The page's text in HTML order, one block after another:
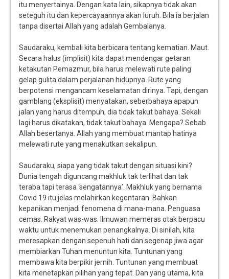
itu menyertainya. Dengan kata lain, sikapnya tidak akan
seteguh itu dan kepercayaannya akan luruh. Bila ia berjalan
tanpa disertai Allah yang adalah Gembalanya.
Saudaraku, kembali kita berbicara tentang kematian. Maut.
Secara halus (implisit) kita dapat mendengar getaran
ketakutan Pemazmur, bila harus melewati rute paling
gelap gulita dalam perjalanan hidupnya. Rute yang
berpotensi mengancam keselamatan dirinya. Tapi, dengan
gamblang (eksplisit) menyatakan, seberbahaya apapun
jalan yang harus ditempuh, dia tidak takut bahaya. Sekali
lagi harus dikatakan, tidak takut bahaya. Mengapa? Sebab
Allah besertanya. Allah yang membuat mantap hatinya
melewati rute yang menakutkan sekalipun.
Saudaraku, siapa yang tidak takut dengan situasi kini?
Dunia tengah diguncang makhluk tak terlihat dan tak
teraba tapi terasa ‘sengatannya’. Makhluk yang bernama
Covid 19 itu jelas melahirkan kegentaran. Bahkan
kepanikan menjadi fenomena di mana-mana. Penguasa
cemas. Rakyat was-was. Ilmuwan memeras otak berpacu
waktu untuk menemukan penangkalnya. Di sinilah, kita
meresapkan dengan sepenuh hati dan segenap jiwa agar
membiarkan Tuhan menuntun kita. Tuntunan yang
membawa kita berpikir jernih. Tuntunan yang membuat
kita menetapkan pilihan yang tepat. Dan yang utama, kita